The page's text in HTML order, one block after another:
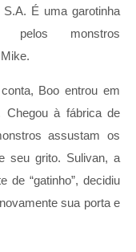
S.A. É uma garotinha
pelos monstros
Boo entrou em
Chegou à fábrica de
assustam os
seu grito. Sulivan, a
de “gatinho”, decidiu
sua porta e